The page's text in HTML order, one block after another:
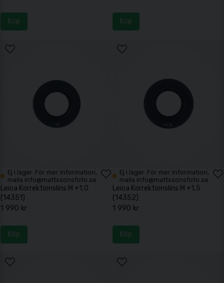
Köp Köp
Ej i lager. För mer information,
maila info@mattssonsfoto.se
Leica Korrektionslins M +1,0
(14351)
1 990 kr
Köp
Ej i lager. För mer information,
maila info@mattssonsfoto.se
Leica Korrektionslins M +1,5
(14352)
1 990 kr
Köp